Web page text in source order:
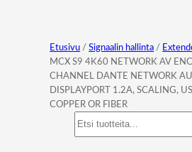
Etusivu /Signaalin hallinta /
MCX S9 4K60 NETWORK AV
CHANNEL DANTE NETWORK
DISPLAYPORT 1.2A, SCALING,
COPPER OR FIBER
Haku